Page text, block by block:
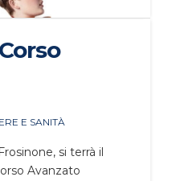
E SANITÀ
si terrà il
Avanzato